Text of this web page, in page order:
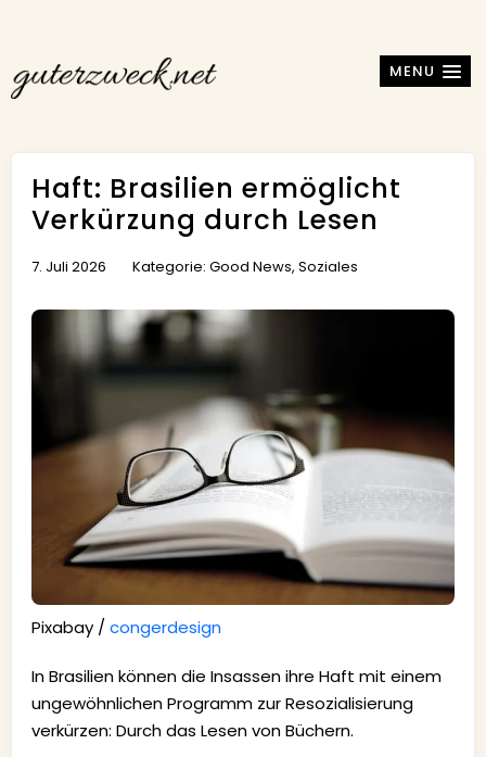
MENU
Haft: Brasilien ermöglicht
Verkürzung durch Lesen
7. Juli 2026 Kategorie: Good News, Soziales
Pixabay /congerdesign
In Brasilien können die Insassen ihre Haft mit einem
ungewöhnlichen Programm zur Resozialisierung
verkürzen: Durch das Lesen von Büchern.